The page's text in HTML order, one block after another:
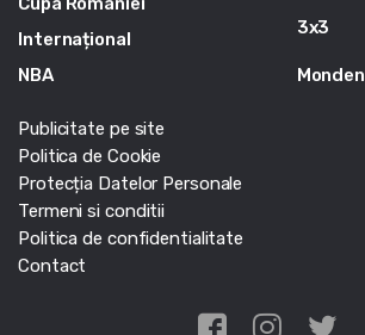
Internațional
NBA
3x3
Monden
Publicitate pe site
Politica de Cookie
Protecția Datelor Personale
Termeni si conditii
Politica de confidentialitate
Contact